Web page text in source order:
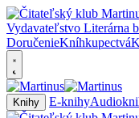
DoručenieKníhkupectvá
Knihy E-knihy